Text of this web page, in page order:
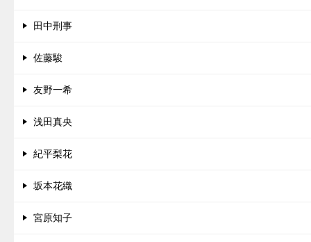
田中刑事
佐藤駿
友野一希
浅田真央
紀平梨花
坂本花織
宮原知子